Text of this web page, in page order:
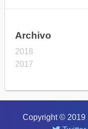
Archivo
2018
2017
Copyright © 2019